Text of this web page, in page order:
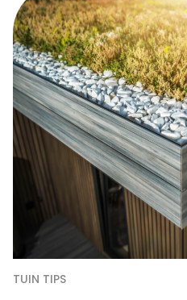
TUIN TIPS